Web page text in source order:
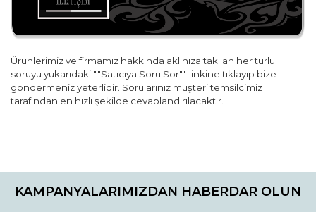
Ürünlerimiz ve firmamız hakkında aklınıza takılan her türlü
soruyu yukarıdaki ""Satıcıya Soru Sor"" linkine tıklayıp bize
göndermeniz yeterlidir. Sorularınız müşteri temsilcimiz
tarafından en hızlı şekilde cevaplandırılacaktır.
konularda yetersiz gördüğünüz noktaları öneri formunu
Görüş ve önerileriniz için teşekkür ederiz.
KAMPANYALARIMIZDAN HABERDAR OLUN